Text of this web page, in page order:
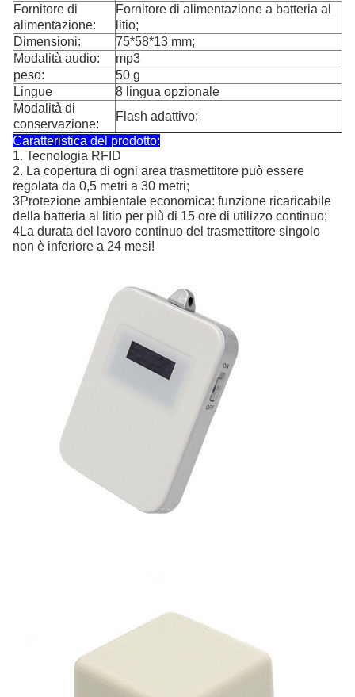
Fornitore di
alimentazione:
Fornitore di alimentazione a batteria al
litio;
Dimensioni:
75*58*13 mm;
Modalità audio:
mp3
peso:
50 g
Lingue
8 lingua opzionale
Modalità di
conservazione:
Flash adattivo;
Caratteristica del prodotto:
1. Tecnologia RFID
2. La copertura di ogni area trasmettitore può essere
regolata da 0,5 metri a 30 metri;
3Protezione ambientale economica: funzione ricaricabile
della batteria al litio per più di 15 ore di utilizzo continuo;
4La durata del lavoro continuo del trasmettitore singolo
non è inferiore a 24 mesi!